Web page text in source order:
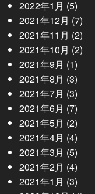
2022年1月 (5)
2021年12月 (7)
2021年11月 (2)
2021年10月 (2)
2021年9月 (1)
2021年8月 (3)
2021年7月 (3)
2021年6月 (7)
2021年5月 (2)
2021年4月 (4)
2021年3月 (5)
2021年2月 (4)
2021年1月 (3)